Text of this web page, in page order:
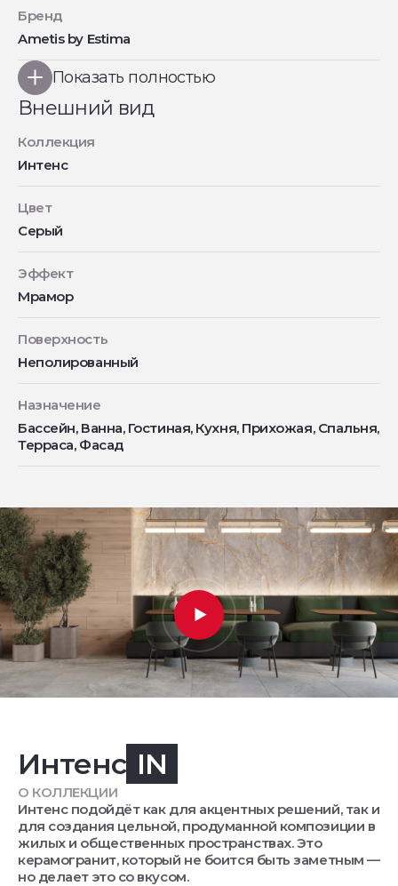
Бренд
Ametis by Estima
Показать полностью
Внешний вид
Коллекция
Интенс
Цвет
Серый
Эффект
Мрамор
Поверхность
Неполированный
Назначение
Бассейн, Ванна, Гостиная, Кухня, Прихожая, Спальня,
Терраса, Фасад
Интенс IN
О КОЛЛЕКЦИИ
Интенс подойдёт как для акцентных решений, так и
для создания цельной, продуманной композиции в
жилых и общественных пространствах. Это
керамогранит, который не боится быть заметным —
но делает это со вкусом.